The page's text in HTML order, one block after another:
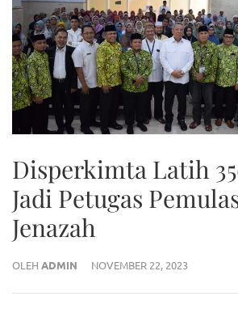
Disperkimta Latih
Jadi Petugas
Jenazah
OLEH ADMIN NOVEMBER 22, 2023